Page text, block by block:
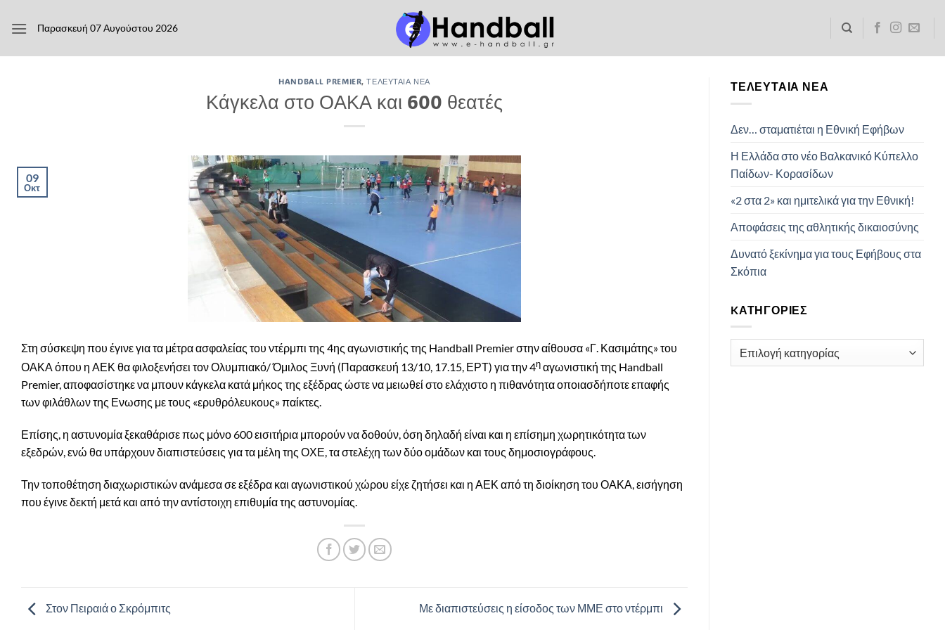
στο
Παρασκευή 07 Αυγούστου 2026
HANDBALL PREMIER,ΤΕΛΕΥΤΑΊΑ ΝΈΑ
Κάγκελα στο ΟΑΚΑ και 600 θεατές
09
Οκτ
Στη σύσκεψη που έγινε για τα μέτρα ασφαλείας του ντέρμπι της 4ης αγωνιστικής της Handball Premier στην αίθουσα «Γ. Κασιμάτης» του
ΟΑΚΑ όπου η ΑΕΚ θα φιλοξενήσει τον Ολυμπιακό/ Όμιλος Ξυνή (Παρασκευή 13/10, 17.15, ΕΡΤ) για την 4ηαγωνιστική της Handball
Premier, αποφασίστηκε να μπουν κάγκελα κατά μήκος της εξέδρας ώστε να μειωθεί στο ελάχιστο η πιθανότητα οποιασδήποτε επαφής
των φιλάθλων της Ενωσης με τους «ερυθρόλευκους» παίκτες.
Επίσης, η αστυνομία ξεκαθάρισε πως μόνο 600 εισιτήρια μπορούν να δοθούν, όση δηλαδή είναι και η επίσημη χωρητικότητα των
εξεδρών, ενώ θα υπάρχουν διαπιστεύσεις για τα μέλη της ΟΧΕ, τα στελέχη των δύο ομάδων και τους δημοσιογράφους.
Την τοποθέτηση διαχωριστικών ανάμεσα σε εξέδρα και αγωνιστικού χώρου είχε ζητήσει και η ΑΕΚ από τη διοίκηση του ΟΑΚΑ, εισήγηση
που έγινε δεκτή μετά και από την αντίστοιχη επιθυμία της αστυνομίας.
Στον Πειραιά ο Σκρόμπιτς Με διαπιστεύσεις η είσοδος των ΜΜΕ στο ντέρμπι
ΤΕΛΕΥΤΑΊΑ ΝΈΑ
Δεν… σταματιέται η Εθνική Εφήβων
Η Ελλάδα στο νέο Βαλκανικό Κύπελλο
Παίδων- Κορασίδων
«2 στα 2» και ημιτελικά για την Εθνική!
Αποφάσεις της αθλητικής δικαιοσύνης
Δυνατό ξεκίνημα για τους Εφήβους στα
Σκόπια
KΑΤΗΓΟΡΊΕΣ
Kατηγορίες